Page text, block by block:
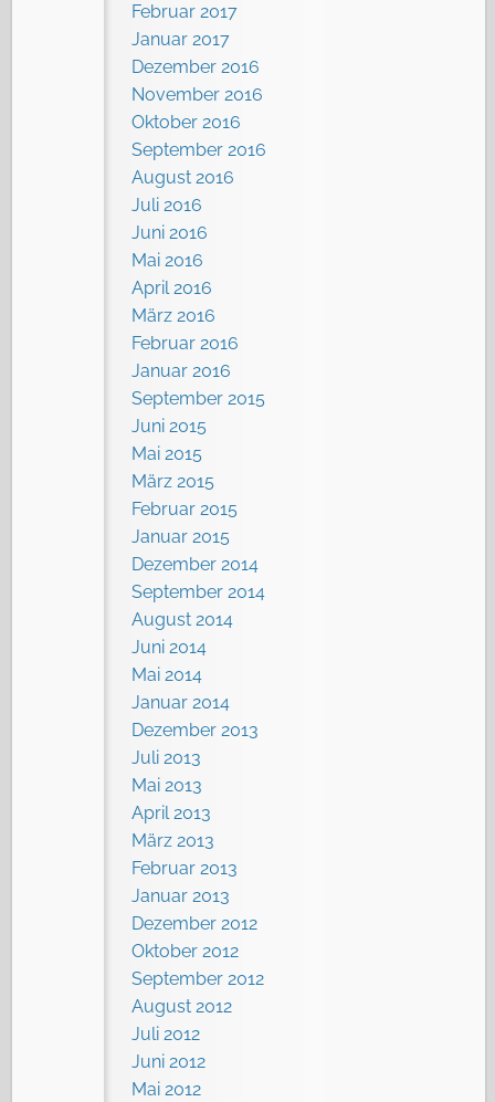
Februar 2017
Januar 2017
Dezember 2016
November 2016
Oktober 2016
September 2016
August 2016
Juli 2016
Juni 2016
Mai 2016
April 2016
März 2016
Februar 2016
Januar 2016
September 2015
Juni 2015
Mai 2015
März 2015
Februar 2015
Januar 2015
Dezember 2014
September 2014
August 2014
Juni 2014
Mai 2014
Januar 2014
Dezember 2013
Juli 2013
Mai 2013
April 2013
März 2013
Februar 2013
Januar 2013
Dezember 2012
Oktober 2012
September 2012
August 2012
Juli 2012
Juni 2012
Mai 2012